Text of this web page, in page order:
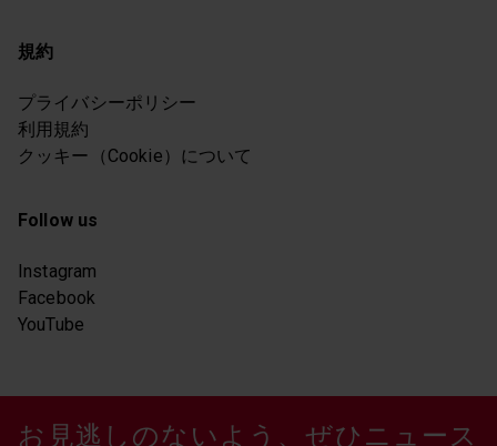
お見逃しのないよう、ぜひニュース
規約
プライバシーポリシー
利用規約
クッキー（Cookie）について
Follow us
Instagram
Facebook
YouTube